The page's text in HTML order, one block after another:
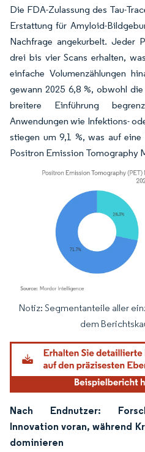
Die FDA-Zulassung des Tau-
Erstattung für Amyloid-
Nachfrage angekurbelt. Jeder
drei bis vier Scans erhalten,
einfache Volumenzählungen
gewann 2025 6,8 %, obwohl
breitere Einführung
Anwendungen wie Infektions-
stiegen um 9,1 %, was auf
Positron Emission Tomography
Bild © Mordor Intelligence.
Notiz: Segmentanteile aller
dem
Nach Endnutzer:
Innovation voran, während
dominieren